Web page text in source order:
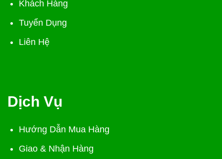
Khách Hàng
Tuyển Dụng
Liên Hệ
Dịch Vụ
Hướng Dẫn Mua Hàng
Giao & Nhận Hàng